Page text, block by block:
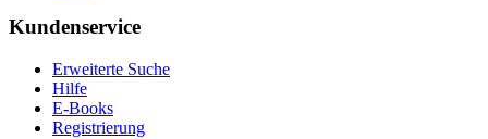
Kundenservice
Erweiterte Suche
Hilfe
E-Books
Registrierung